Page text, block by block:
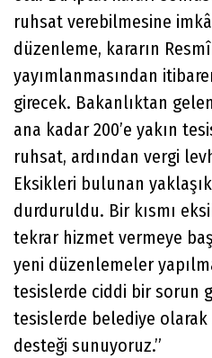
ruhsat verebilmesine
düzenleme, kararın Resmî
yayımlanmasından
girecek. Bakanlıktan
ana kadar 200’e yakın
ruhsat, ardından vergi
Eksikleri bulunan
durduruldu. Bir kısmı
tekrar hizmet vermeye
yeni düzenlemeler
tesislerde ciddi bir sorun
tesislerde belediye
desteği sunuyoruz.”